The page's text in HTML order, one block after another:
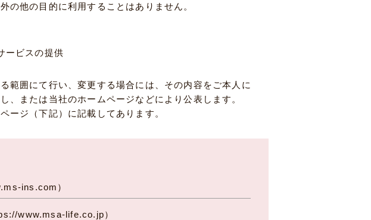
の他の目的に利用することはありません。
ービスの提供
範囲にて行い、変更する場合には、その内容をご本人に
または当社のホームページなどにより公表します。
ージ（下記）に記載してあります。
ins.com ）
www.msa-life.co.jp）